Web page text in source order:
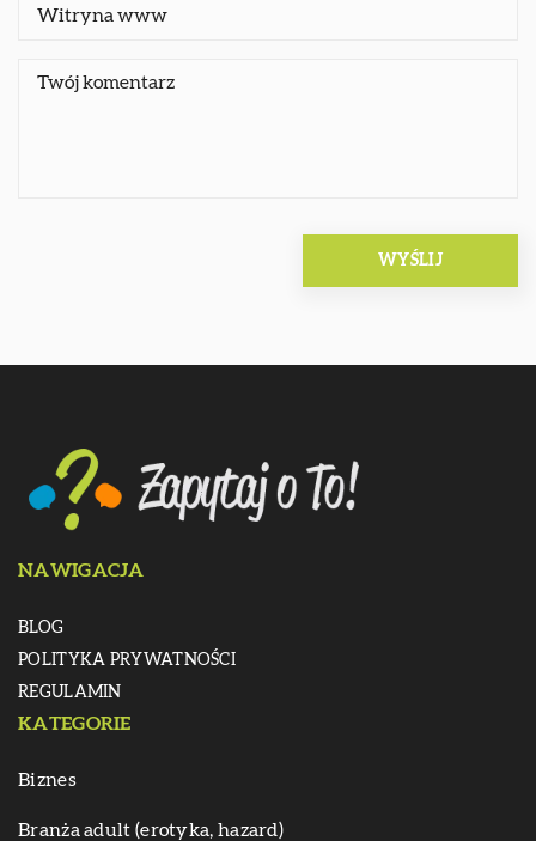
NAWIGACJA
BLOG
POLITYKA PRYWATNOŚCI
REGULAMIN
KATEGORIE
Biznes
Branża adult (erotyka, hazard)